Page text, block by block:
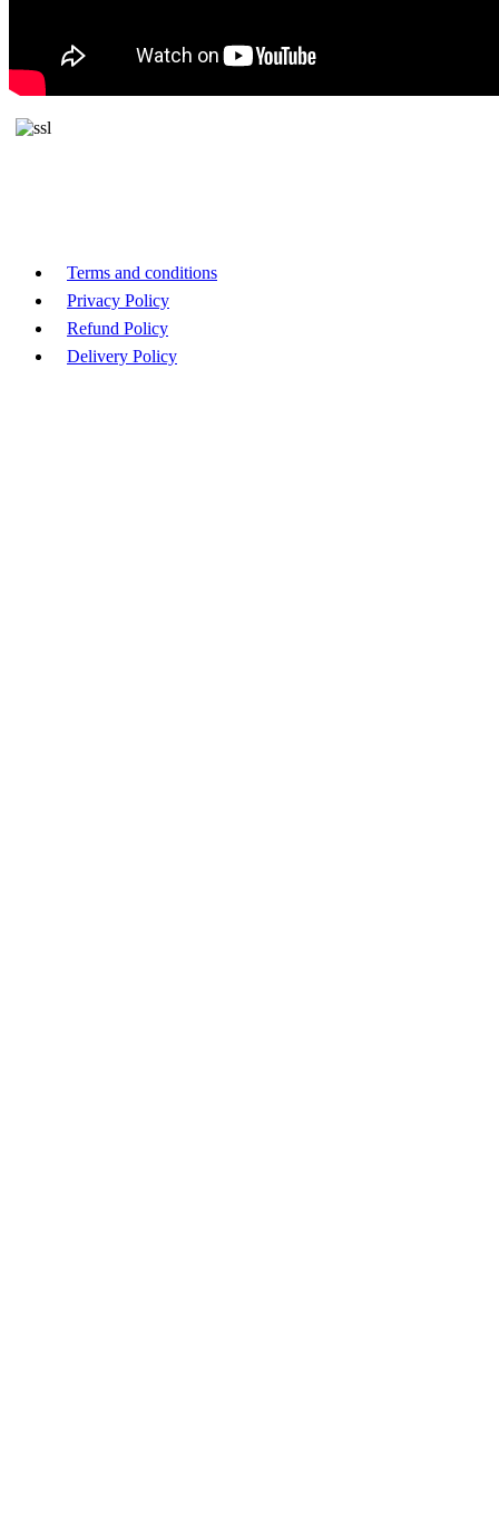
Terms and conditions
Privacy Policy
Refund Policy
Delivery Policy